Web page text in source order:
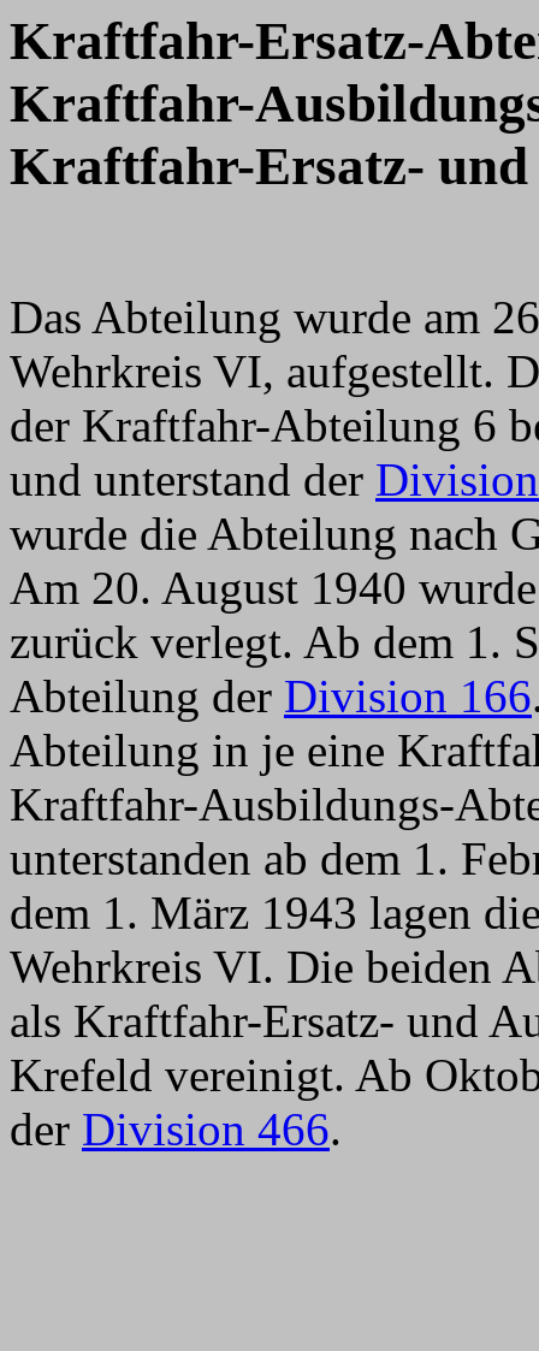
Kraftfahr-Ersatz-
Kraftfahr-
Kraftfahr-Ersatz-
Das Abteilung wurde am
Wehrkreis VI, aufgestellt.
der Kraftfahr-Abteilung 6
und unterstand der
wurde die Abteilung nach
Am 20. August 1940
zurück verlegt. Ab dem 1.
Abteilung der Division 166
Abteilung in je eine
Kraftfahr-Ausbildungs-
unterstanden ab dem 1.
dem 1. März 1943 lagen
Wehrkreis VI. Die beiden
als Kraftfahr-Ersatz- und
Krefeld vereinigt. Ab
der Division 466.